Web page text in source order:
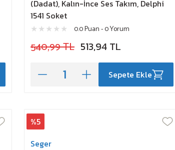
(Dadat), Kalın-İnce Ses Takım, Delphi
1541 Soket
0.0 Puan - 0 Yorum
540,99 TL 513,94 TL
Sepete Ekle
%5
Seger